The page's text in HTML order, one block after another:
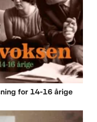
for 14-16 årige